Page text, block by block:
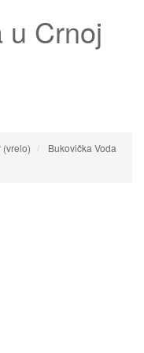
u Crnoj
(vrelo)
Bukovička Voda